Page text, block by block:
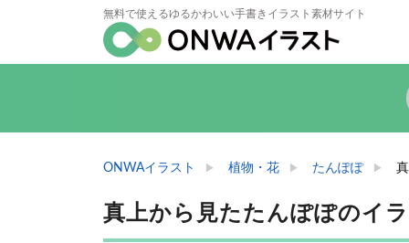
無料で使えるゆるかわいい手書きイラスト素材サイト
ONWAイラスト 植物・花 たんぽぽ
真上から見たたんぽぽのイ